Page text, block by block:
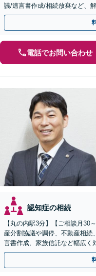
議/遺言書作成/相続放棄など、
電話でお問い合わせ
認知症の相続
【丸の内駅3分】【ご相談月30
産分割協議や調停、不動産相続
言書作成、家族信託など幅広く
て円滑な問題解決を目指します